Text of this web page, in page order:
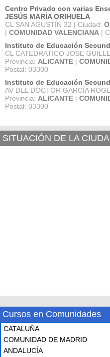
Centro Privado con varias
JESÚS MARÍA ORIHUELA
CL SAN AGUSTÍN 32 | Ciudad:
| COMUNIDAD VALENCIANA |
Instituto de Educación
CL CATEDRATICO JOSE
Provincia: ALICANTE |
Postal: 03300
Instituto de Educación
AV DEL DOCTOR GARCÍA
Provincia: ALICANTE |
Postal: 03300
SITUACIÓN DE LA
Cursos en Comunidades
CATALUÑA
COMUNIDAD DE MADRID
ANDALUCÍA